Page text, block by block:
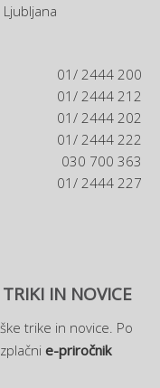
01/ 2444 200
01/ 2444 212
01/ 2444 202
01/ 2444 222
030 700 363
01/ 2444 227
IN NOVICE
trike in novice. Po
e-priročnik